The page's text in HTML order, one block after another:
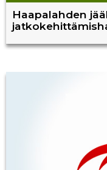
Haapalahden